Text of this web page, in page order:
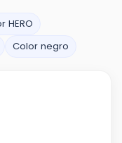
HERO
Color negro